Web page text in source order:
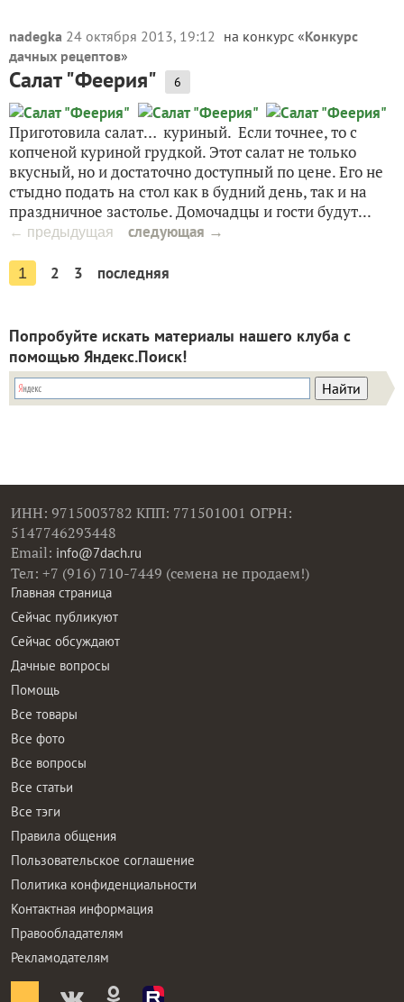
nadegka 24 октября 2013, 19:12 на конкурс «Конкурс
дачных рецептов»
Салат "Феерия" 6
Приготовила салат… куриный. Если точнее, то с
копченой куриной грудкой. Этот салат не только
вкусный, но и достаточно доступный по цене. Его не
стыдно подать на стол как в будний день, так и на
праздничное застолье. Домочадцы и гости будут...
← предыдущая следующая →
1 2 3 последняя
Попробуйте искать материалы нашего клуба с
помощью Яндекс.Поиск!
ИНН: 9715003782 КПП: 771501001 ОГРН:
5147746293448
Email: info@7dach.ru
Тел: +7 (916) 710-7449 (семена не продаем!)
Главная страница
Сейчас публикуют
Сейчас обсуждают
Дачные вопросы
Помощь
Все товары
Все фото
Все вопросы
Все статьи
Все тэги
Правила общения
Пользовательское соглашение
Политика конфиденциальности
Контактная информация
Правообладателям
Рекламодателям